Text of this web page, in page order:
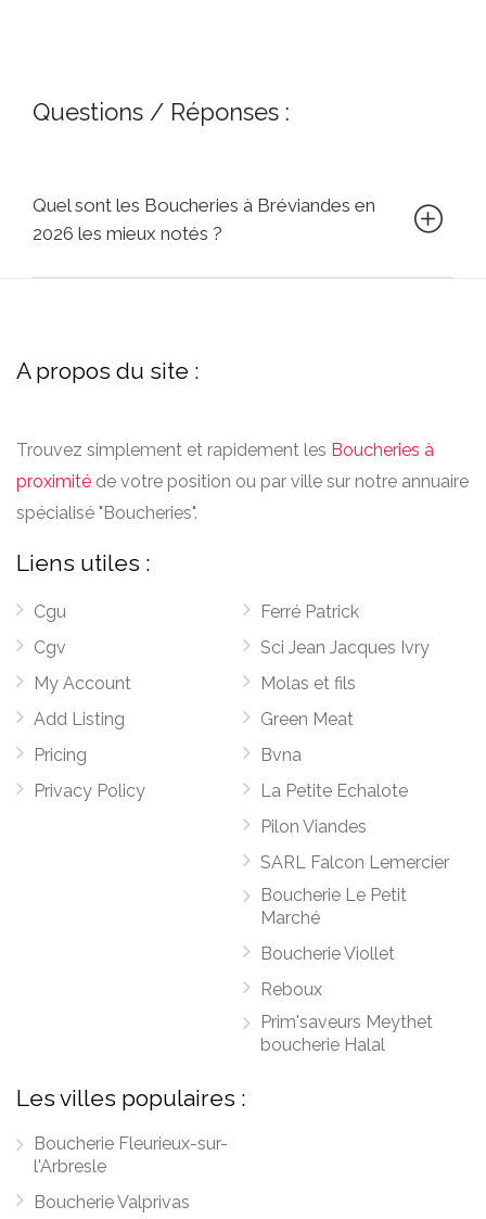
Questions / Réponses :
Quel sont les Boucheries à Bréviandes en
2026 les mieux notés ?
A propos du site :
Trouvez simplement et rapidement les Boucheries à
proximité de votre position ou par ville sur notre annuaire
spécialisé "Boucheries".
Liens utiles :
Cgu
Cgv
My Account
Add Listing
Pricing
Privacy Policy
Ferré Patrick
Sci Jean Jacques Ivry
Molas et fils
Green Meat
Bvna
La Petite Echalote
Pilon Viandes
SARL Falcon Lemercier
Boucherie Le Petit
Marché
Boucherie Viollet
Reboux
Prim'saveurs Meythet
boucherie Halal
Les villes populaires :
Boucherie Fleurieux-sur-
l'Arbresle
Boucherie Valprivas